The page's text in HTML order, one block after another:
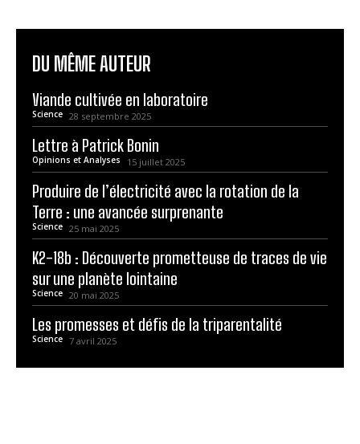
DU MÊME AUTEUR
Viande cultivée en laboratoire
Science 28 septembre 2025
Lettre à Patrick Bonin
Opinions et Analyses 15 juillet 2025
Produire de l’électricité avec la rotation de la
Terre : une avancée surprenante
Science 25 mai 2025
K2-18b : Découverte prometteuse de traces de vie
sur une planète lointaine
Science 20 mai 2025
Les promesses et défis de la triparentalité
Science 7 avril 2025